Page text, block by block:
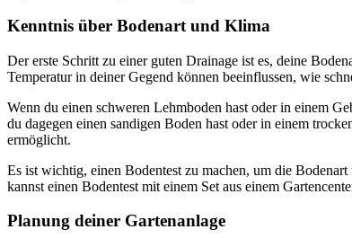
Kenntnis über Bodenart und Klima
Der erste Schritt zu einer guten Drainage ist es, deine
Temperatur in deiner Gegend können beeinflussen, wie
Wenn du einen schweren Lehmboden hast oder in einem
du dagegen einen sandigen Boden hast oder in einem
ermöglicht.
Es ist wichtig, einen Bodentest zu machen, um die
kannst einen Bodentest mit einem Set aus einem
Planung deiner Gartenanlage